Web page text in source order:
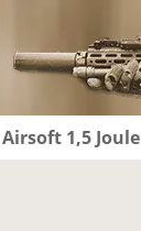
Airsoft 1,5 Joule